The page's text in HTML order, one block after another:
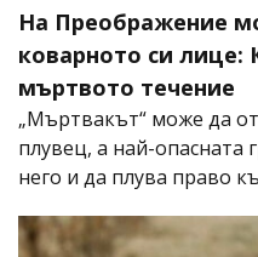
На Преображение
коварното си лице:
мъртвото течение
„Мъртвакът“ може да
плувец, а най-опасната
него и да плува право